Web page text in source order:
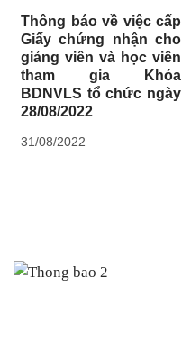
Thông báo về việc cấp
Giấy chứng nhận cho
giảng viên và học viên
tham gia Khóa
BDNVLS tổ chức ngày
28/08/2022
31/08/2022